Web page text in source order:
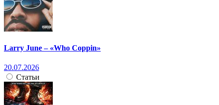
Larry June – «Who Coppin»
20.07.2026
Статьи